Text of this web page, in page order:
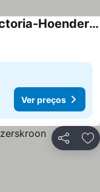
Fletcher Hotel-Restaurant Victoria-Hoenderloo
Ver preços
Partilhar